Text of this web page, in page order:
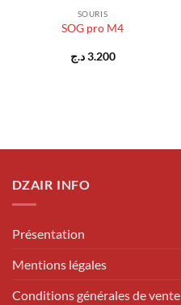
SOURIS
SOG pro M4
3.200 د.ج
DZAIR INFO
Présentation
Mentions légales
Conditions générales de vente